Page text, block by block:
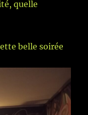
quelle
belle soirée